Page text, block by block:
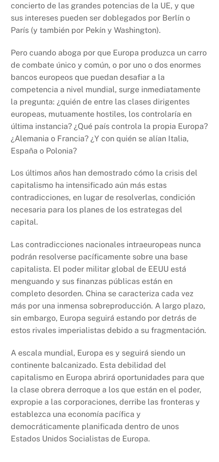
concierto de las grandes potencias de la UE, y que
sus intereses pueden ser doblegados por Berlín o
París (y también por Pekín y Washington).
Pero cuando aboga por que Europa produzca un carro
de combate único y común, o por uno o dos enormes
bancos europeos que puedan desafiar a la
competencia a nivel mundial, surge inmediatamente
la pregunta: ¿quién de entre las clases dirigentes
europeas, mutuamente hostiles, los controlaría en
última instancia? ¿Qué país controla la propia Europa?
¿Alemania o Francia? ¿Y con quién se alían Italia,
España o Polonia?
Los últimos años han demostrado cómo la crisis del
capitalismo ha intensificado aún más estas
contradicciones, en lugar de resolverlas, condición
necesaria para los planes de los estrategas del
capital.
Las contradicciones nacionales intraeuropeas nunca
podrán resolverse pacíficamente sobre una base
capitalista. El poder militar global de EEUU está
menguando y sus finanzas públicas están en
completo desorden. China se caracteriza cada vez
más por una inmensa sobreproducción. A largo plazo,
sin embargo, Europa seguirá estando por detrás de
estos rivales imperialistas debido a su fragmentación.
A escala mundial, Europa es y seguirá siendo un
continente balcanizado. Esta debilidad del
capitalismo en Europa abrirá oportunidades para que
la clase obrera derroque a los que están en el poder,
expropie a las corporaciones, derribe las fronteras y
establezca una economía pacífica y
democráticamente planificada dentro de unos
Estados Unidos Socialistas de Europa.